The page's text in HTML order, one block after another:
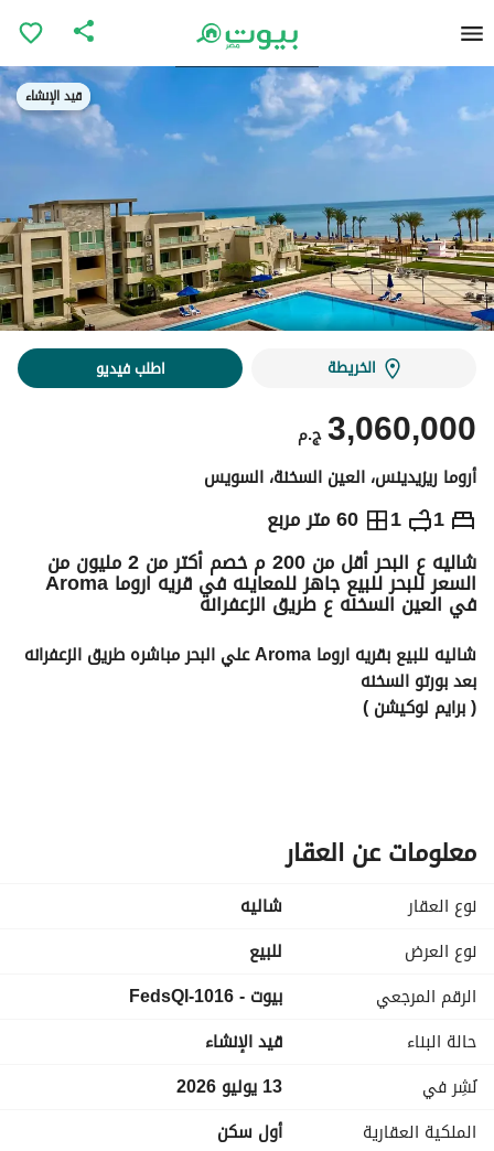
قيد الإنشاء
قيد الإنشاء
الخريطة اطلب فيديو
ج.م3,060,000
أروما ريزيدينس، العين السخنة، السويس
1
1 60 متر مربع ج.م 3,060,000
الاماكن القريبة شاليه ع البحر أقل من 200 م خصم أكتر من 2 مليون من
السعر للبحر للبيع جاهز للمعاينه في قريه اروما Aroma
في العين السخنه ع طريق الزعفرانه
بعد بورتو السخنه
( برايم لوكيشن )
fully finished + Ac's + الغاز الطبيعي
قريه جاهزه للمعاينه والسكن الفوري ,
جاهزه من جميع الخدمات ( اساسيه - ترفيهيه )
خصم الكاش = 3,060,000
للتفاصيل وزياره القريه كلمني علي عرض معلومات الاتصال
او ابعتلي علي الواتساب اسكرين للـ اعلان وهبعتلك كل التفاصيل
معلومات عن العقار
نوع العقار
شاليه
نوع العرض
للبيع
الرقم المرجعي
بيوت - 1016-FedsQl
حالة البناء
قيد الإنشاء
نُشِر في
13 يوليو 2026
الملكية العقارية
أول سكن